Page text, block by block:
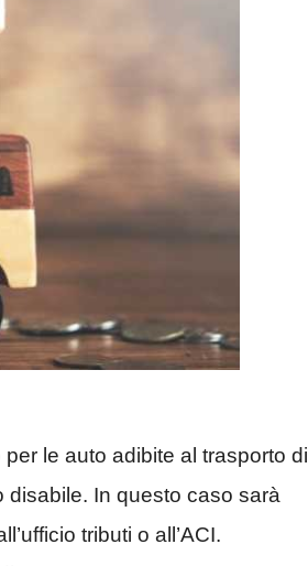
per le auto adibite al trasporto di
disabile. In questo caso sarà
tributi o all’ACI.